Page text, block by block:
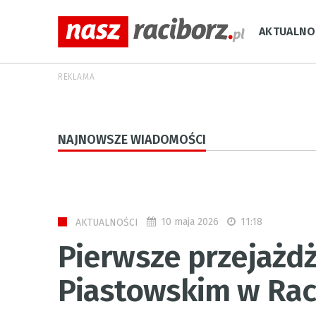
REKLAMA
NAJNOWSZE WIADOMOŚCI
AKTUALNOŚCI 10 maja 2026 11:18
Pierwsze
Piastowskim w